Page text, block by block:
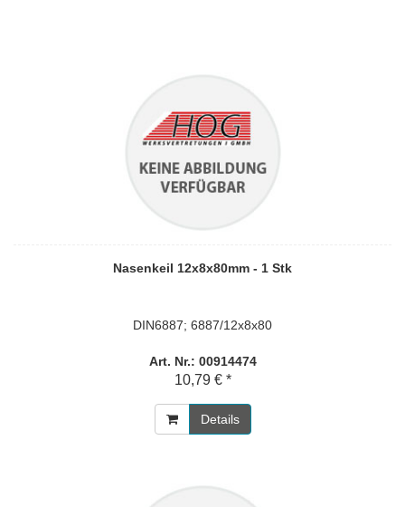
Nasenkeil 12x8x80mm - 1 Stk
DIN6887; 6887/12x8x80
Art. Nr.: 00914474
10,79 € *
Details